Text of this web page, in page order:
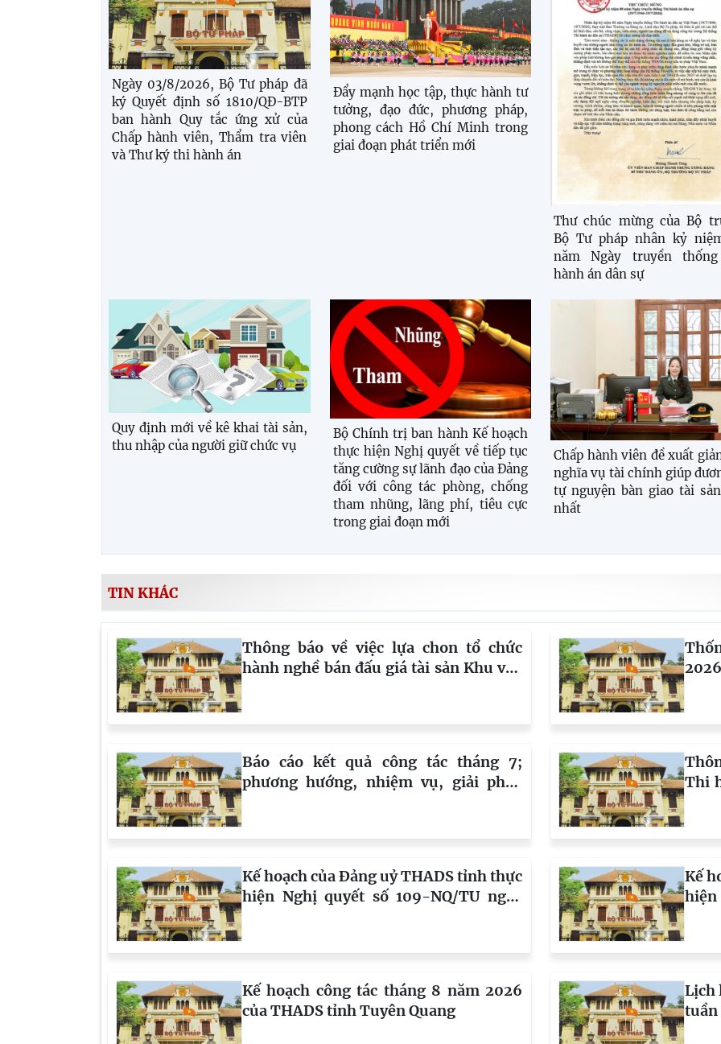
Ngày 03/8/2026, Bộ Tư pháp đã
ký Quyết định số 1810/QĐ-BTP
ban hành Quy tắc ứng xử của
Chấp hành viên, Thẩm tra viên
và Thư ký thi hành án
Đẩy mạnh học tập, thực hành tư
tưởng, đạo đức, phương pháp,
phong cách Hồ Chí Minh trong
giai đoạn phát triển mới
Thư chúc mừng của Bộ
Bộ Tư pháp nhân kỷ
năm Ngày truyền
hành án dân sự
Quy định mới về kê khai tài sản,
thu nhập của người giữ chức vụ
Bộ Chính trị ban hành Kế hoạch
thực hiện Nghị quyết về tiếp tục
tăng cường sự lãnh đạo của Đảng
đối với công tác phòng, chống
tham nhũng, lãng phí, tiêu cực
trong giai đoạn mới
Chấp hành viên đề xuất
nghĩa vụ tài chính giúp
tự nguyện bàn giao tài
nhất
TIN KHÁC
Thông báo về việc lựa chon tổ chức
hành nghề bán đấu giá tài sản Khu vực
Báo cáo kết quả công tác tháng 7;
phương hướng, nhiệm vụ, giải pháp
Thi
Thị
Kế hoạch của Đảng uỷ THADS tỉnh thực
hiện Nghị quyết số 109-NQ/TU ngày
đạo, phong cách làm việc và đẩy mạnh
đoạn 2026-2030
Kế
đạo
Kế hoạch công tác tháng 8 năm 2026
của THADS tỉnh Tuyên Quang
Lịch